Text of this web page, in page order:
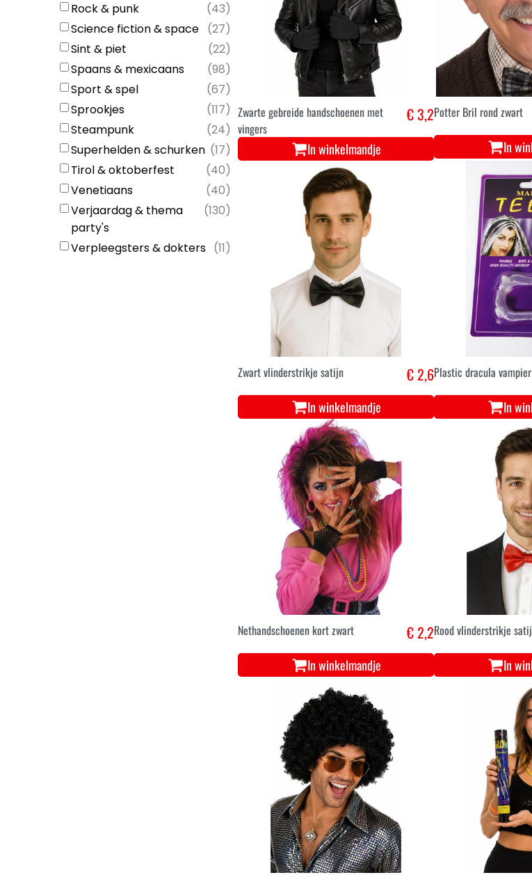
Rock & punk
(43)
Science fiction & space (27)
Sint & piet
(22)
Spaans & mexicaans
(98)
Sport & spel
(67)
Sprookjes
(117)
Steampunk
(24)
Superhelden & schurken (17)
Tirol & oktoberfest
(40)
Venetiaans
(40)
Verjaardag & thema
party's
(130)
Verpleegsters & dokters (11)
Zwarte gebreide handschoenen met
vingers
€ 3,2
In winkelmandje
Potter Bril rond zwart
In
Zwart vlinderstrikje satijn € 2,6
In winkelmandje
Plastic dracula
In
Nethandschoenen kort zwart € 2,2
In winkelmandje
Rood vlinderstrikje
In